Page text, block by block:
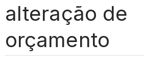
alteração de
orçamento